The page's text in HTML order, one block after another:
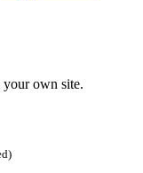
own site.